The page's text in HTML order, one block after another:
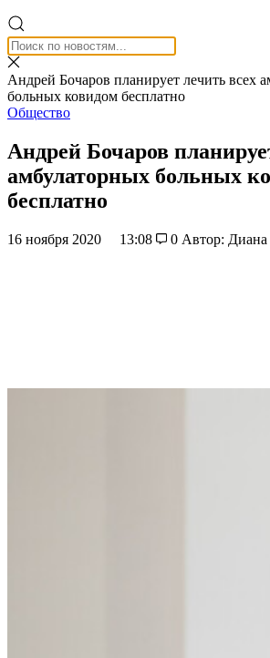
Андрей Бочаров планирует лечить всех
больных ковидом бесплатно
Общество
Андрей Бочаров
амбулаторных больных
бесплатно
16 ноября 2020 13:08 0 Автор: Диана